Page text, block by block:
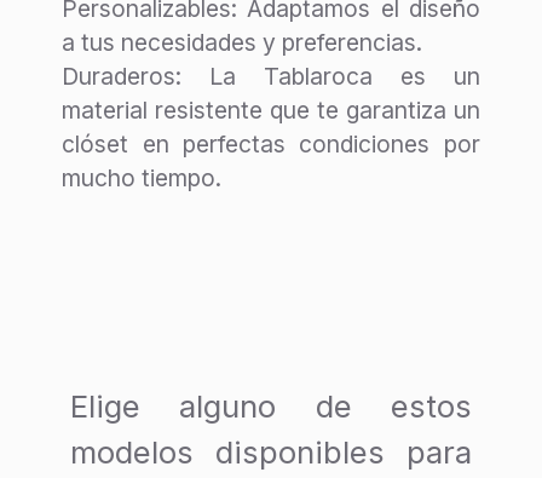
de
Closets
Catálogo
de
Cocinas
Personalizables: Adaptamos el diseño
a tus necesidades y preferencias.
Duraderos: La Tablaroca es un
material resistente que te garantiza un
clóset en perfectas condiciones por
mucho tiempo.
Elige alguno de estos
modelos disponibles para